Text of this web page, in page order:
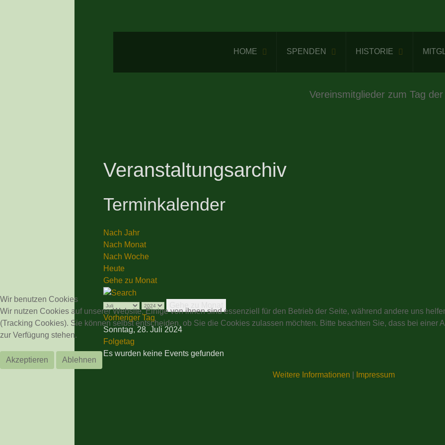
HOME SPENDEN HISTORIE
Vereinsmitglieder zum Tag
Veranstaltungsarchiv
Terminkalender
Nach Jahr
Nach Monat
Nach Woche
Heute
Gehe zu Monat
Vorheriger Tag
Sonntag, 28. Juli 2024
Folgetag
Es wurden keine Events gefunden
Wir benutzen Cookies
Wir nutzen Cookies auf unserer Website. Einige von ihnen sind essenziell für den Betrieb der Seite, während andere uns
(Tracking Cookies). Sie können selbst entscheiden, ob Sie die Cookies zulassen möchten. Bitte beachten Sie, dass bei
zur Verfügung stehen.
Akzeptieren
Ablehnen
Weitere Informationen
Impressum